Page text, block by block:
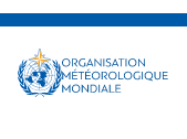
Skip
main
content